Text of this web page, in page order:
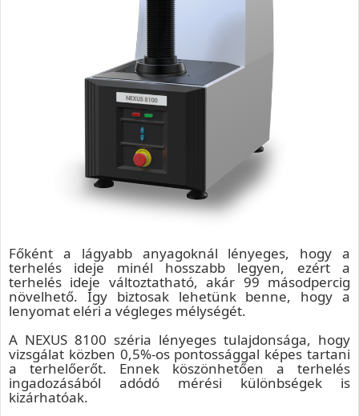
Főként a lágyabb anyagoknál lényeges, hogy a
terhelés ideje minél hosszabb legyen, ezért a
terhelés ideje változtatható, akár 99 másodpercig
növelhető. Így biztosak lehetünk benne, hogy a
lenyomat eléri a végleges mélységét.
A NEXUS 8100 széria lényeges tulajdonsága, hogy
vizsgálat közben 0,5%-os pontossággal képes tartani
a terhelőerőt. Ennek köszönhetően a terhelés
ingadozásából adódó mérési különbségek is
kizárhatóak.